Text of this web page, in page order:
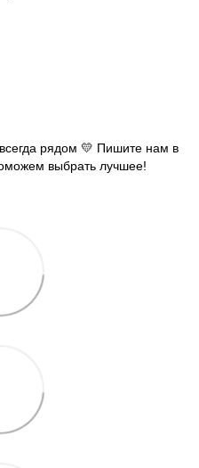
рядом 💛 Пишите нам в
выбрать лучшее!